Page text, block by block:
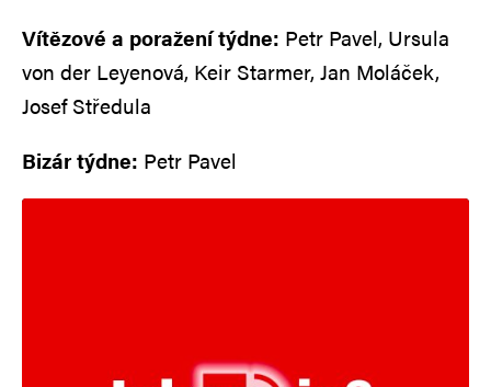
Vítězové a poražení týdne: Petr Pavel, Ursula
von der Leyenová, Keir Starmer, Jan Moláček,
Josef Středula
Bizár týdne: Petr Pavel